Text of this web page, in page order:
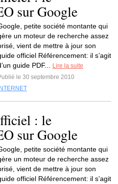
sur Google
petite société montante qui
un moteur de recherche assez
vient de mettre à jour son
officiel Référencement: il s’agit
guide PDF...
Lire la suite
le 30 septembre 2010
INTERNET
: le
sur Google
petite société montante qui
un moteur de recherche assez
vient de mettre à jour son
officiel Référencement: il s’agit